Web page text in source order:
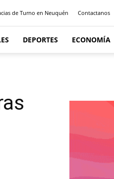
de Turno en Neuquén Contactanos
DEPORTES ECONOMÍA